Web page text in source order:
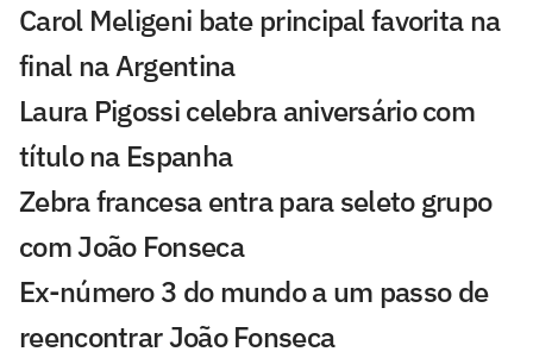
Carol Meligeni bate principal favorita na
final na Argentina
Laura Pigossi celebra aniversário com
título na Espanha
Zebra francesa entra para seleto grupo
com João Fonseca
Ex-número 3 do mundo a um passo de
reencontrar João Fonseca